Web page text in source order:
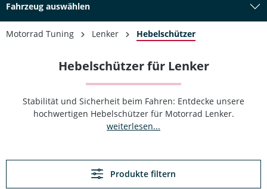
Fahrzeug auswählen
Motorrad Tuning Lenker Hebelschützer
Hebelschützer für Lenker
Stabilität und Sicherheit beim Fahren: Entdecke unsere
hochwertigen Hebelschützer für Motorrad Lenker.
weiterlesen...
Produkte filtern